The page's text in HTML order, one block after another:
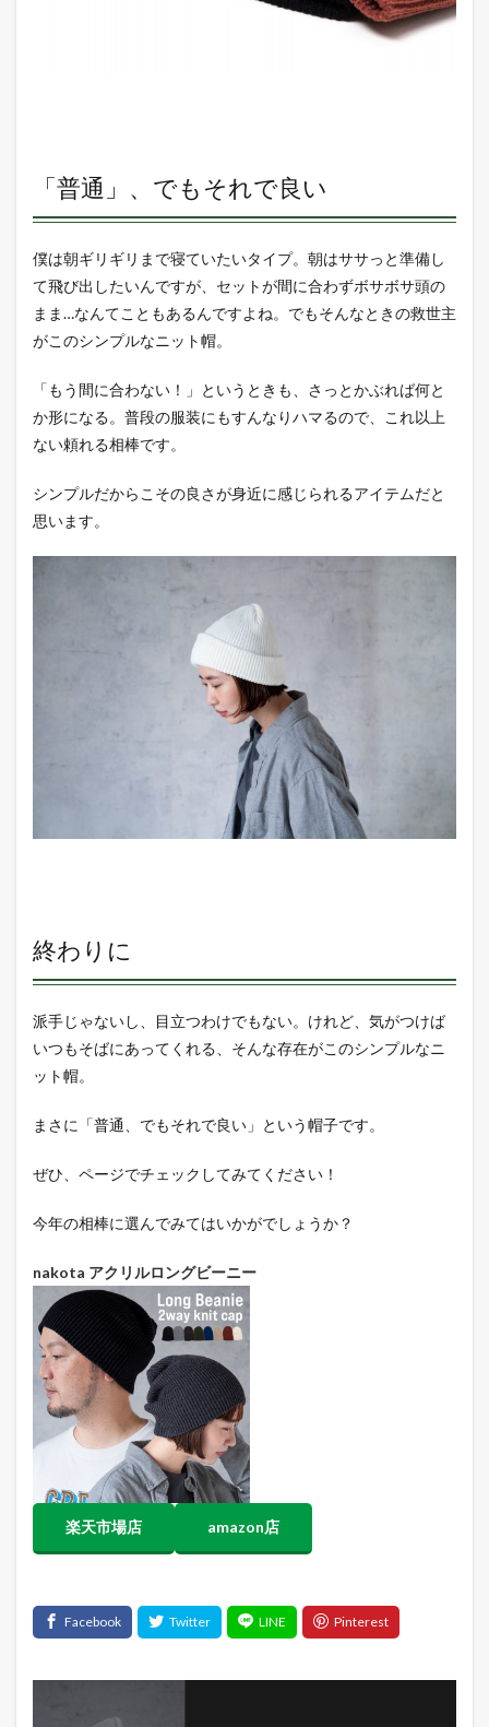
「普通」、でもそれで良い
僕は朝ギリギリまで寝ていたいタイプ。朝はササっと準備し
て飛び出したいんですが、セットが間に合わずボサボサ頭の
まま…なんてこともあるんですよね。でもそんなときの救世主
がこのシンプルなニット帽。
「もう間に合わない！」というときも、さっとかぶれば何と
か形になる。普段の服装にもすんなりハマるので、これ以上
ない頼れる相棒です。
シンプルだからこその良さが身近に感じられるアイテムだと
思います。
終わりに
派手じゃないし、目立つわけでもない。けれど、気がつけば
いつもそばにあってくれる、そんな存在がこのシンプルなニ
ット帽。
まさに「普通、でもそれで良い」という帽子です。
ぜひ、ページでチェックしてみてください！
今年の相棒に選んでみてはいかがでしょうか？
nakota アクリルロングビーニー
楽天市場店 amazon店